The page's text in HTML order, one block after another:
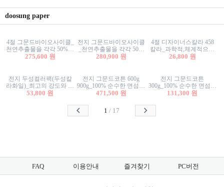
doosung paper
4절 그문드바이오사이클_
천연추출물을 각각 50%이
상 함유한 친환경그래픽
275,600 원
전지 그문드바이오사이클
_천연추출물을 각각 50%
이상 함유한 친환경그래
280,900 원
4절 디자이너스칼라 458
칼라_과학적,체계적으로
분류된 200색을 갖춘 색지
26,800 원
전지 두성컬러팩(두성칼
라화일)_최고의 강도와 평
활성을 지닌 다양한 컬러
53,800 원
전지 그문드코튼 600g
900g_100% 순수한 면섬유
로 만든 친환경프리미엄
471,500 원
전지 그문드코튼
300g_100% 순수한 면섬유
로 만든 친환경프리미엄
131,300 원
1 / 17
FAQ 이용안내 즐겨찾기 PC버전